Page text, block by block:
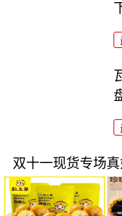
双十一现货专场